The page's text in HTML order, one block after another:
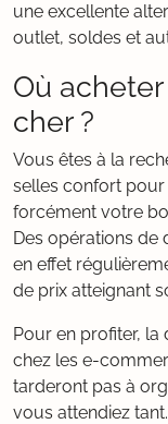
une excellente
outlet, soldes et
Où
cher ?
Vous êtes à la
selles confort
forcément votre
Des opérations de
en effet
de prix atteignant
Pour en profiter,
chez les e-
tarderont pas à
vous attendiez